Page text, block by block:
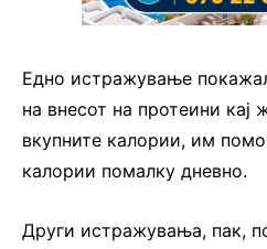
Едно истражување
на внесот на протеини кај
вкупните калории, им
калории помалку дневно.
Други истражувања, пак,